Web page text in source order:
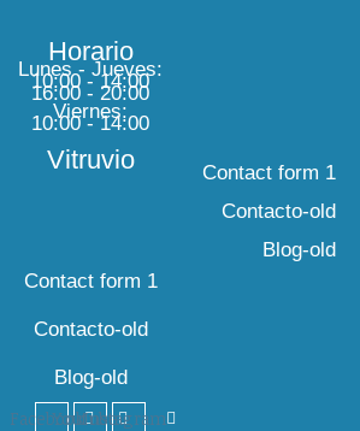
Horario
Lunes - Jueves:
10:00 - 14:00
16:00 - 20:00
Viernes:
10:00 - 14:00
Vitruvio
Contact form 1
Contacto-old
Blog-old
Contact form 1
Contacto-old
Blog-old
FacebookYoutube
Instagram